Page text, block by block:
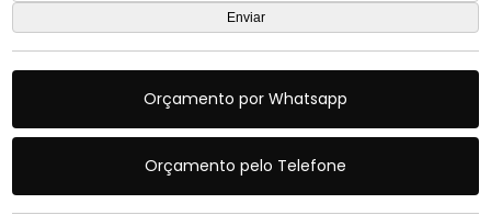
Orçamento por Whatsapp
Orçamento pelo Telefone